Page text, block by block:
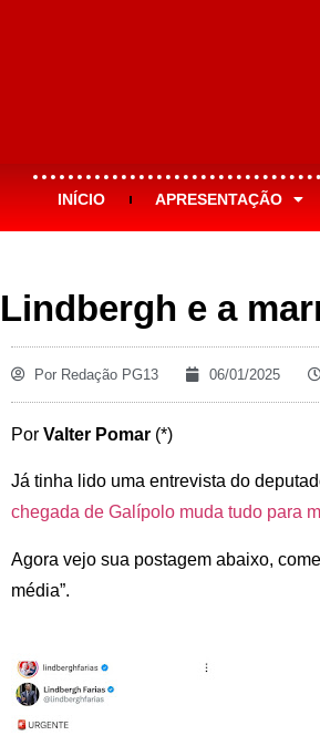
INÍCIO APRESENTAÇÃO
Lindbergh e a
Por Redação PG13 06/01/2025
Por Valter Pomar (*)
Já tinha lido uma entrevista do
chegada de Galípolo muda tudo para
Agora vejo sua postagem abaixo,
média”.